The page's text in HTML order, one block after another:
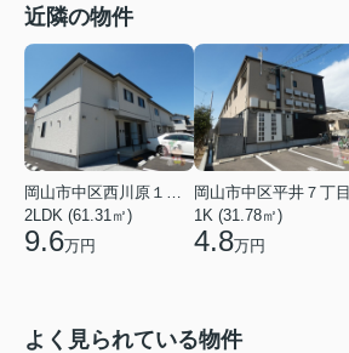
近隣の物件
岡山市中区西川原１丁目
2LDK (61.31㎡)
9.6万円
岡山市中区平井７丁目
1K (31.78㎡)
4.8万円
よく見られている物件